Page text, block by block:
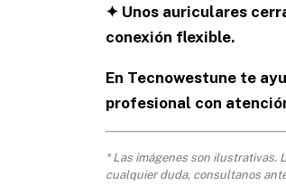
✦ Unos auriculares
conexión flexible.
En Tecnowestune te
profesional con
* Las imágenes son ilustrativas.
cualquier duda, consultanos